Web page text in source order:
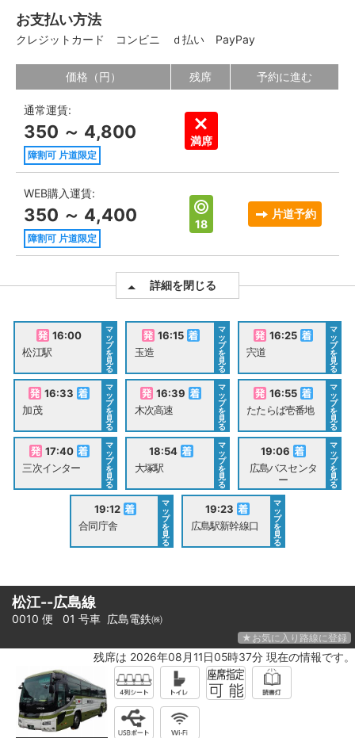
お支払い方法
クレジットカード コンビニ ｄ払い PayPay
価格（円） 残席 予約に進む
通常運賃:
350 ～ 4,800
障割可 片道限定
満席
WEB購入運賃:
350 ～ 4,400
障割可 片道限定
18
片道予約
詳細を閉じる
16:00
松江駅
マ
ッ
プ
を
見
る
16:15
玉造
マ
ッ
プ
を
見
る
16:25
宍道
マ
ッ
プ
を
見
る
16:33
加茂
マ
ッ
プ
を
見
る
16:39
木次高速
マ
ッ
プ
を
見
る
16:55
たたらば壱番地
マ
ッ
プ
を
見
る
17:40
三次インター
マ
ッ
プ
を
見
る
18:54
大塚駅
マ
ッ
プ
を
見
る
19:06
広島バスセンタ
ー
マ
ッ
プ
を
見
る
19:12
合同庁舎
マ
ッ
プ
を
見
る
19:23
広島駅新幹線口
マ
ッ
プ
を
見
る
松江--広島線
0010 便 01 号車 広島電鉄㈱
★お気に入り路線に登録
残席は 2026年08月11日05時37分 現在の情報です。